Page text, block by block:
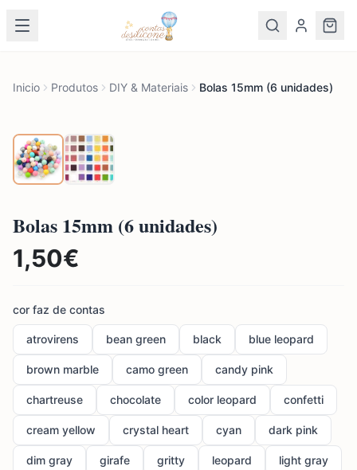
Inicio Produtos DIY & Materiais Bolas 15mm (6 unidades)
Bolas 15mm (6 unidades)
1,50€
cor faz de contas
atrovirens bean green black blue leopard
brown marble camo green candy pink
chartreuse chocolate color leopard confetti
cream yellow crystal heart cyan dark pink
dim gray girafe gritty leopard light gray